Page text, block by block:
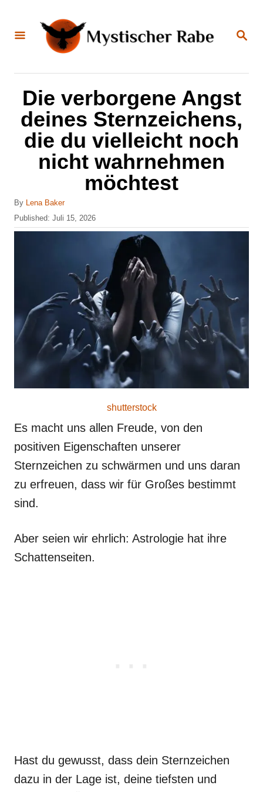
S
E
Die verborgene Angst
deines Sternzeichens,
die du vielleicht noch
nicht wahrnehmen
möchtest
By A
u
t
Lena Baker
P
o
Published: Juli 15, 2026
shutterstock
Es macht uns allen Freude, von den
positiven Eigenschaften unserer
Sternzeichen zu schwärmen und uns daran
zu erfreuen, dass wir für Großes bestimmt
sind.
Aber seien wir ehrlich: Astrologie hat ihre
Schattenseiten.
Hast du gewusst, dass dein Sternzeichen
dazu in der Lage ist, deine tiefsten und